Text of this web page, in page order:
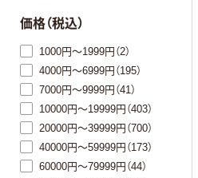
価格（税込）
1000円～1999円（2）
4000円～6999円（195）
7000円～9999円（41）
10000円～19999円（403）
20000円～39999円（700）
40000円～59999円（173）
60000円～79999円（44）